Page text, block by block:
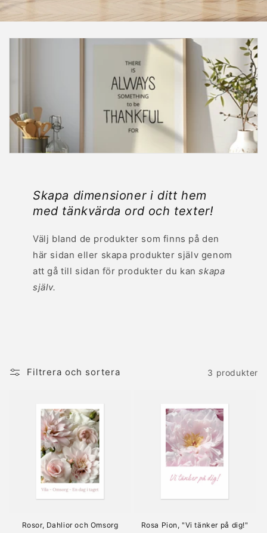
Skapa dimensioner i ditt hem
med tänkvärda ord och texter!
Välj bland de produkter som finns på den
här sidan eller skapa produkter själv genom
att gå till sidan för produkter du kanskapa
själv.
Filtrera och sortera 3 produkter
Rosor, Dahlior och Omsorg Rosa Pion, "Vi tänker på dig!"